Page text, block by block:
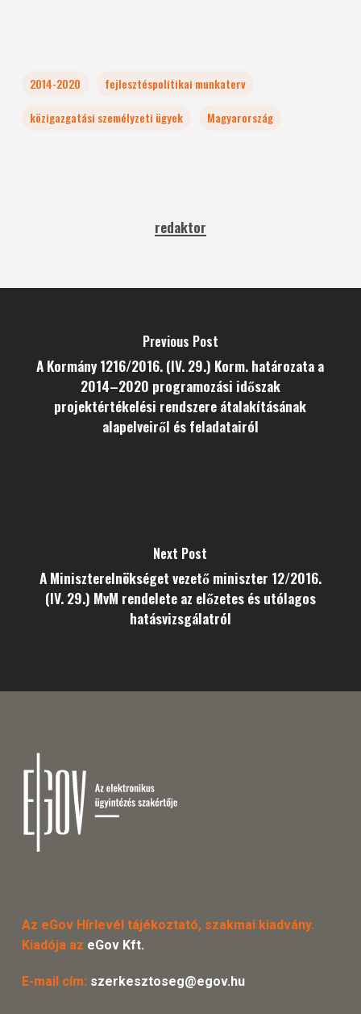
2014-2020
fejlesztéspolitikai munkaterv
közigazgatási személyzeti ügyek
Magyarország
redaktor
Previous Post
A Kormány 1216/2016. (IV. 29.) Korm. határozata a
2014–2020 programozási időszak
projektértékelési rendszere átalakításának
alapelveiről és feladatairól
Next Post
A Miniszterelnökséget vezető miniszter 12/2016.
(IV. 29.) MvM rendelete az előzetes és utólagos
hatásvizsgálatról
Az eGov Hírlevél tájékoztató, szakmai kiadvány.
Kiadója az eGov Kft.
E-mail cím: szerkesztoseg@egov.hu